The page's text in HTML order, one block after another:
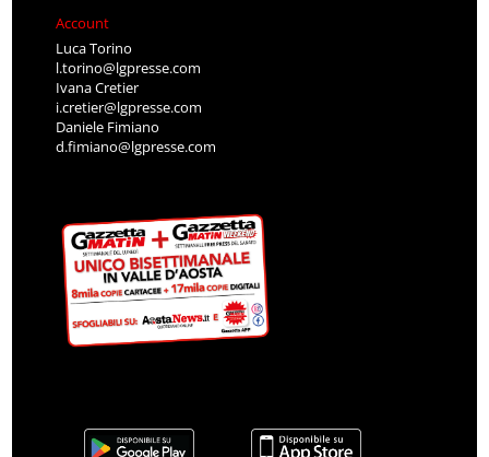
Account
Luca Torino
l.torino@lgpresse.com
Ivana Cretier
i.cretier@lgpresse.com
Daniele Fimiano
d.fimiano@lgpresse.com